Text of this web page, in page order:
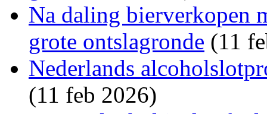
Na daling bierverkopen
grote ontslagronde (11
Nederlands
(11 feb 2026)